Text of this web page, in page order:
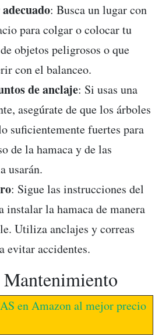
: Busca un lugar con
para colgar o colocar tu
objetos peligrosos o que
con el balanceo.
de anclaje: Si usas una
asegúrate de que los árboles
suficientemente fuertes para
de la hamaca y de las
usarán.
: Sigue las instrucciones del
instalar la hamaca de manera
Utiliza anclajes y correas
evitar accidentes.
Mantenimiento
en Amazon al mejor precio